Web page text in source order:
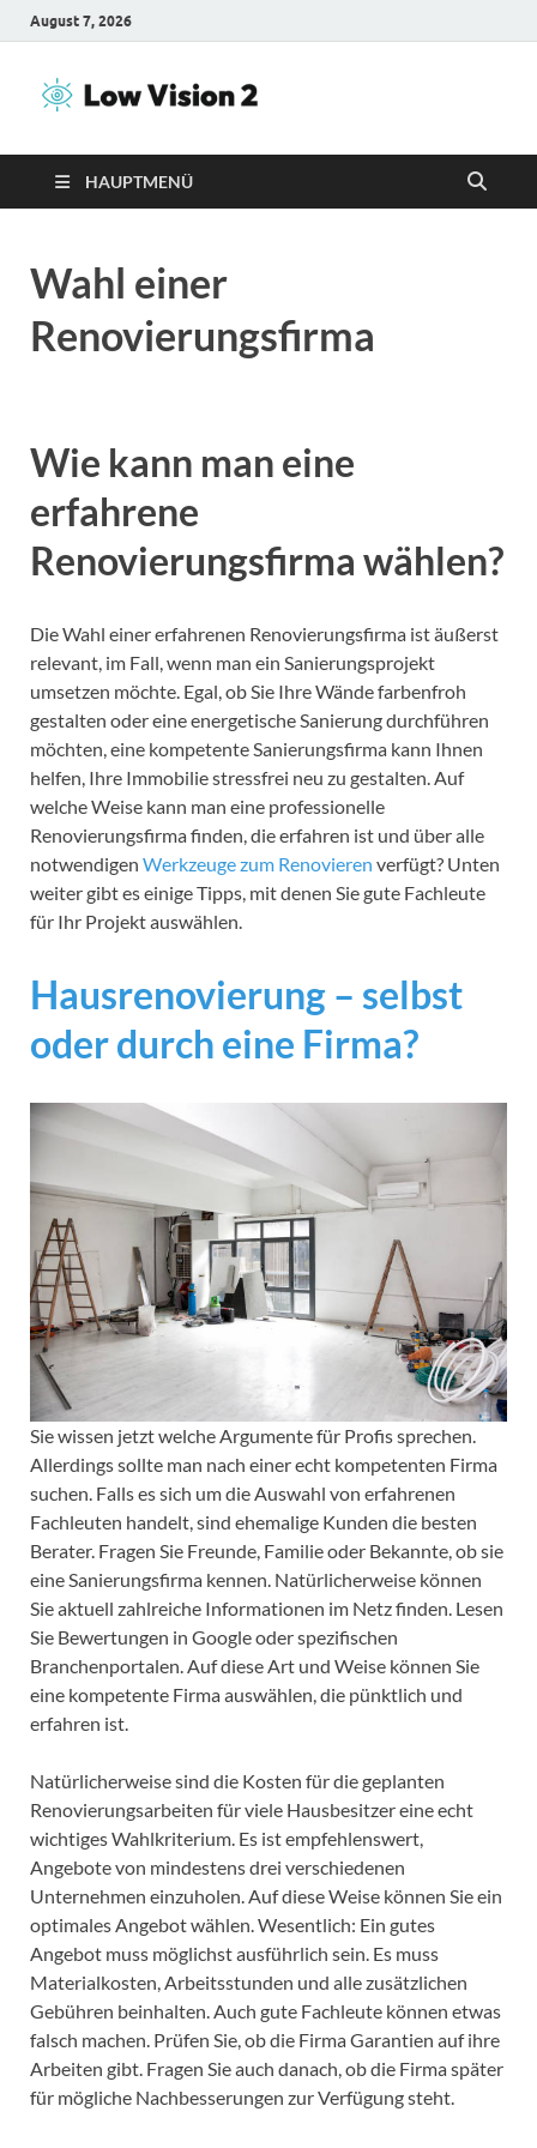
August 7, 2026
HAUPTMENÜ
Wahl einer
Renovierungsfirma
Wie kann man eine
erfahrene
Renovierungsfirma wählen?
Die Wahl einer erfahrenen Renovierungsfirma ist äußerst
relevant, im Fall, wenn man ein Sanierungsprojekt
umsetzen möchte. Egal, ob Sie Ihre Wände farbenfroh
gestalten oder eine energetische Sanierung durchführen
möchten, eine kompetente Sanierungsfirma kann Ihnen
helfen, Ihre Immobilie stressfrei neu zu gestalten. Auf
welche Weise kann man eine professionelle
Renovierungsfirma finden, die erfahren ist und über alle
notwendigen Werkzeuge zum Renovieren verfügt? Unten
weiter gibt es einige Tipps, mit denen Sie gute Fachleute
für Ihr Projekt auswählen.
Hausrenovierung – selbst
oder durch eine Firma?
Sie wissen jetzt welche Argumente für Profis sprechen.
Allerdings sollte man nach einer echt kompetenten Firma
suchen. Falls es sich um die Auswahl von erfahrenen
Fachleuten handelt, sind ehemalige Kunden die besten
Berater. Fragen Sie Freunde, Familie oder Bekannte, ob sie
eine Sanierungsfirma kennen. Natürlicherweise können
Sie aktuell zahlreiche Informationen im Netz finden. Lesen
Sie Bewertungen in Google oder spezifischen
Branchenportalen. Auf diese Art und Weise können Sie
eine kompetente Firma auswählen, die pünktlich und
erfahren ist.
Natürlicherweise sind die Kosten für die geplanten
Renovierungsarbeiten für viele Hausbesitzer eine echt
wichtiges Wahlkriterium. Es ist empfehlenswert,
Angebote von mindestens drei verschiedenen
Unternehmen einzuholen. Auf diese Weise können Sie ein
optimales Angebot wählen. Wesentlich: Ein gutes
Angebot muss möglichst ausführlich sein. Es muss
Materialkosten, Arbeitsstunden und alle zusätzlichen
Gebühren beinhalten. Auch gute Fachleute können etwas
falsch machen. Prüfen Sie, ob die Firma Garantien auf ihre
Arbeiten gibt. Fragen Sie auch danach, ob die Firma später
für mögliche Nachbesserungen zur Verfügung steht.